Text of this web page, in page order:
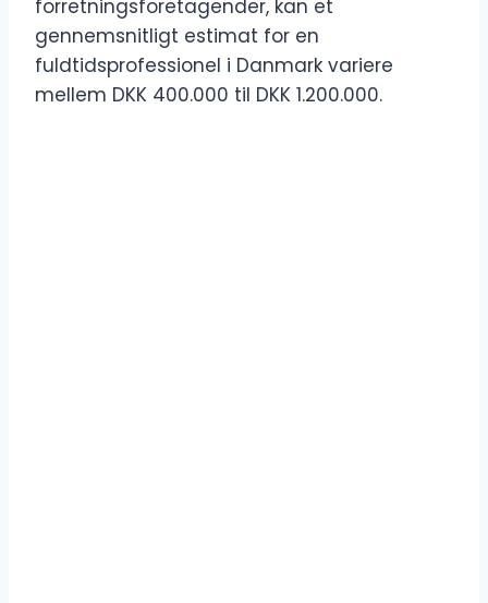
forretningsforetagender, kan et
gennemsnitligt estimat for en
fuldtidsprofessionel i Danmark variere
mellem DKK 400.000 til DKK 1.200.000.